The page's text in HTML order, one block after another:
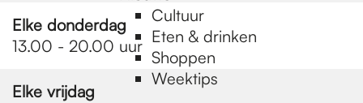
Cultuur
Eten & drinken
Shoppen
Weektips
Elke donderdag
13.00 - 20.00 uur
Elke vrijdag